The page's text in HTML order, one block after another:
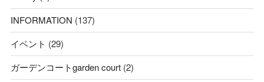
INFORMATION (137)
イベント (29)
ガーデンコートgarden court(2)